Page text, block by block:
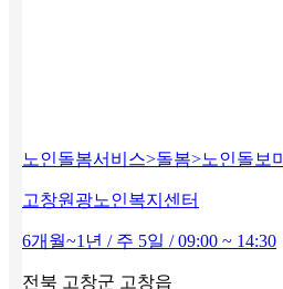
노인돌봄서비스>돌봄>노인돌보미
고창원광노인복지센터
6개월~1년 / 주 5일 / 09:00 ~ 14:30
전북 고창군 고창읍